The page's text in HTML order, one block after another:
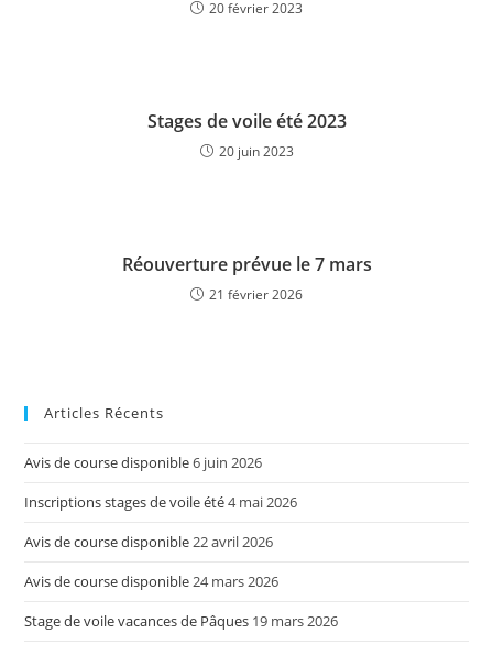
20 février 2023
Stages de voile été 2023
20 juin 2023
Réouverture prévue le 7 mars
21 février 2026
Articles Récents
Avis de course disponible6 juin 2026
Inscriptions stages de voile été4 mai 2026
Avis de course disponible22 avril 2026
Avis de course disponible24 mars 2026
Stage de voile vacances de Pâques 19 mars 2026